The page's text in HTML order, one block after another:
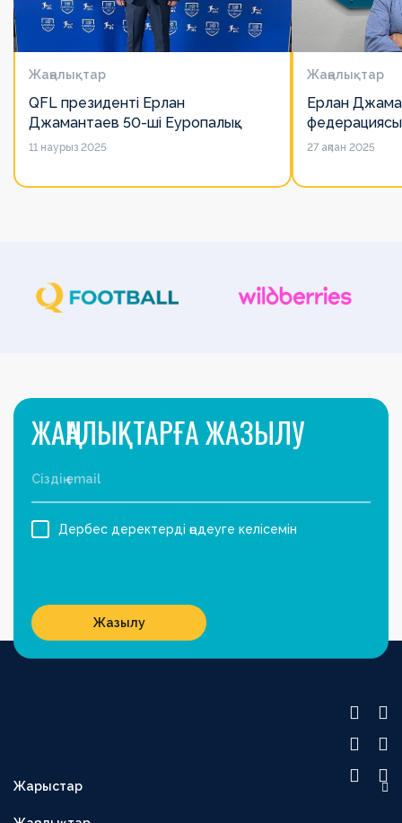
Жаңалықтар
QFL президенті Ерлан
Джамантаев 50-ші Еуропалық
лигалар Бас ассамблеясына
11 наурыз 2025
Жаңалықтар
Ерлан
есімін
27 ақпан 2025
Жарыстар
ЖАҢАЛЫҚТАРҒА ЖАЗЫЛУ
Дербес деректерді өңдеуге келісемін
Жазылу